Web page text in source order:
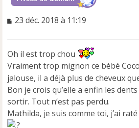
M
a
g
e
n
o
n
l
u
23 déc. 2018 à 11:19
Oh il est trop chou
Vraiment trop mignon ce bébé
jalouse, il a déjà plus de cheveux
Bon je crois qu’elle a enfin les
sortir. Tout n’est pas perdu.
Mathilda, je suis comme toi, j’ai